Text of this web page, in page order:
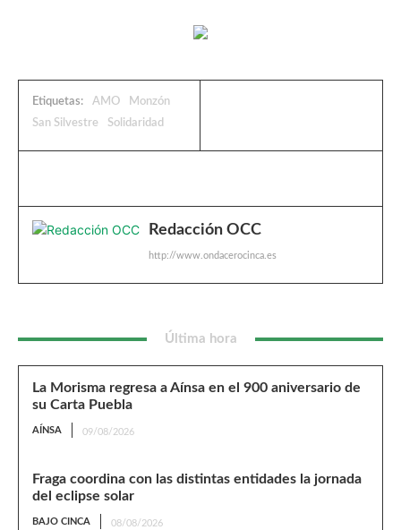
Etiquetas: AMO
Monzón
San Silvestre
Solidaridad
Redacción OCC
http://www.ondacerocinca.es
Última hora
La Morisma regresa a Aínsa en el 900 aniversario de
su Carta Puebla
AÍNSA 09/08/2026
Fraga coordina con las distintas entidades la jornada
del eclipse solar
BAJO CINCA 08/08/2026